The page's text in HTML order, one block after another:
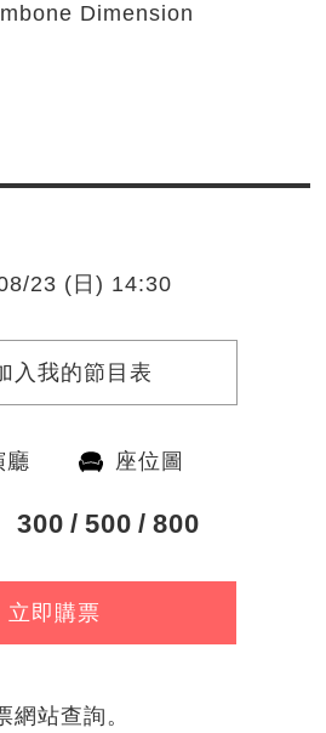
Dimension
23 (日) 14:30
入我的節目表
廳 座位圖
300 500 800
立即購票
網站查詢。